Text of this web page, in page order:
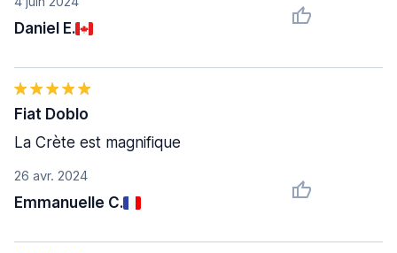
Daniel E.
26 avr. 2024
Emmanuelle C.
Fiat Doblo
La Crète est magnifique